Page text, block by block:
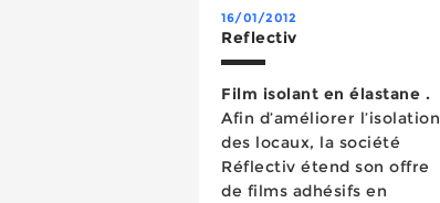
16/01/2012
Reflectiv
Film isolant en élastane .
Afin d’améliorer l’isolation
des locaux, la société
Réflectiv étend son offre
de films adhésifs en